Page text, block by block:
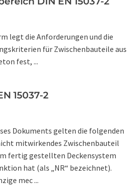
legt die Anforderungen und die
für Zwischenbauteile aus
fest, ...
15037-2
Dokuments gelten die folgenden
mitwirkendes Zwischenbauteil
fertig gestellten Deckensystem
hat (als „NR“ bezeichnet).
mec ...